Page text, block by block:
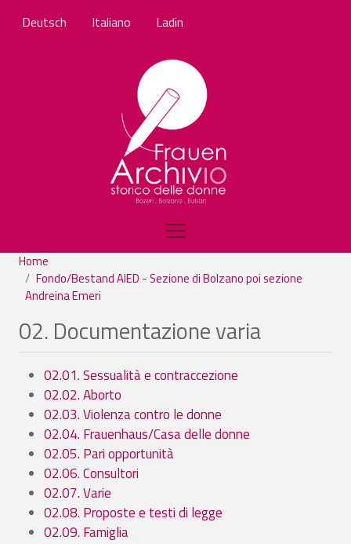
Deutsch Italiano Ladin
Home
Fondo/Bestand AIED - Sezione di Bolzano poi sezione
Andreina Emeri
02. Documentazione varia
02.01. Sessualità e contraccezione
02.02. Aborto
02.03. Violenza contro le donne
02.04. Frauenhaus/Casa delle donne
02.05. Pari opportunità
02.06. Consultori
02.07. Varie
02.08. Proposte e testi di legge
02.09. Famiglia